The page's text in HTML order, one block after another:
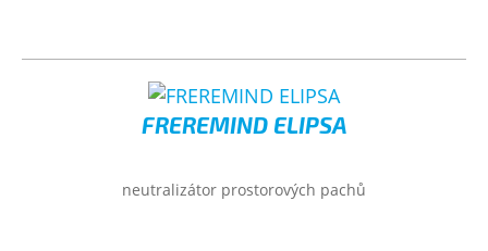
FREREMIND ELIPSA
neutralizátor prostorových pachů